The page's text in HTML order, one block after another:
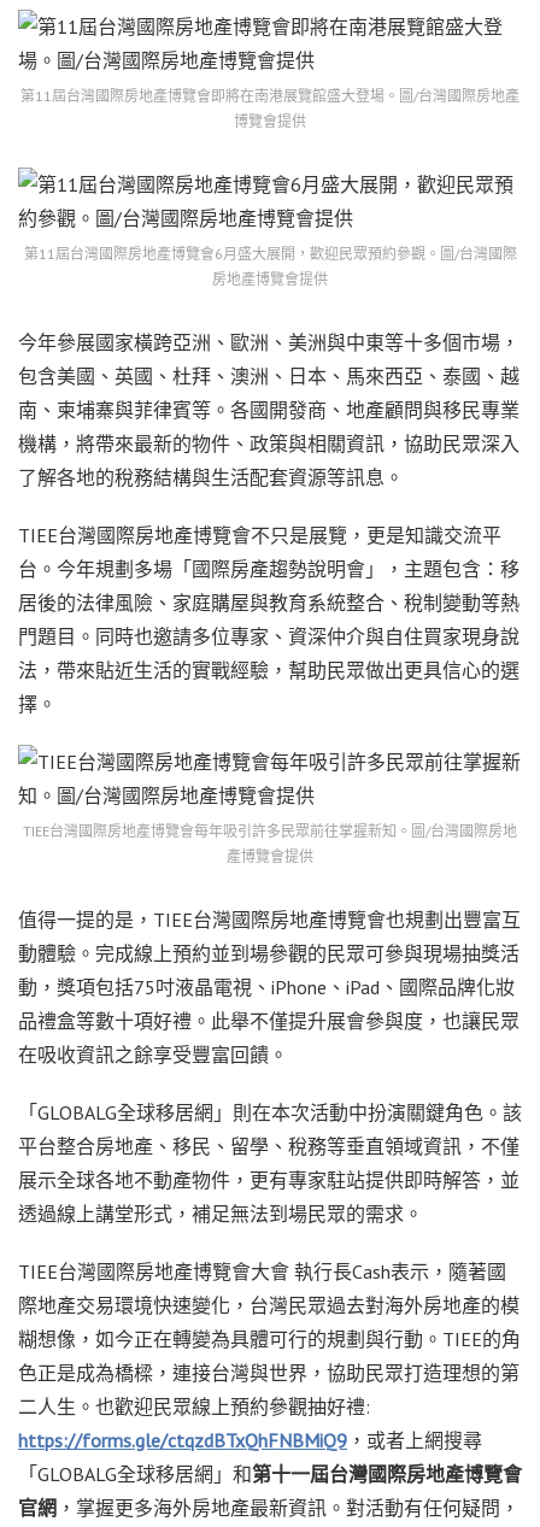
第11屆台灣國際房地產博覽會即將在南港展覽館盛大登場。圖/台灣國際房地產
博覽會提供
第11屆台灣國際房地產博覽會6月盛大展開，歡迎民眾預約參觀。圖/台灣國際
房地產博覽會提供
今年參展國家橫跨亞洲、歐洲、美洲與中東等十多個市場，
包含美國、英國、杜拜、澳洲、日本、馬來西亞、泰國、越
南、柬埔寨與菲律賓等。各國開發商、地產顧問與移民專業
機構，將帶來最新的物件、政策與相關資訊，協助民眾深入
了解各地的稅務結構與生活配套資源等訊息。
TIEE台灣國際房地產博覽會不只是展覽，更是知識交流平
台。今年規劃多場「國際房產趨勢說明會」，主題包含：移
居後的法律風險、家庭購屋與教育系統整合、稅制變動等熱
門題目。同時也邀請多位專家、資深仲介與自住買家現身說
法，帶來貼近生活的實戰經驗，幫助民眾做出更具信心的選
擇。
TIEE台灣國際房地產博覽會每年吸引許多民眾前往掌握新知。圖/台灣國際房地
產博覽會提供
值得一提的是，TIEE台灣國際房地產博覽會也規劃出豐富互
動體驗。完成線上預約並到場參觀的民眾可參與現場抽獎活
動，獎項包括75吋液晶電視、iPhone、iPad、國際品牌化妝
品禮盒等數十項好禮。此舉不僅提升展會參與度，也讓民眾
在吸收資訊之餘享受豐富回饋。
「GLOBALG全球移居網」則在本次活動中扮演關鍵角色。該
平台整合房地產、移民、留學、稅務等垂直領域資訊，不僅
展示全球各地不動產物件，更有專家駐站提供即時解答，並
透過線上講堂形式，補足無法到場民眾的需求。
TIEE台灣國際房地產博覽會大會 執行長Cash表示，隨著國
際地產交易環境快速變化，台灣民眾過去對海外房地產的模
糊想像，如今正在轉變為具體可行的規劃與行動。TIEE的角
色正是成為橋樑，連接台灣與世界，協助民眾打造理想的第
二人生。也歡迎民眾線上預約參觀抽好禮:
https://forms.gle/ctqzdBTxQhFNBMiQ9 ，或者上網搜尋
「GLOBALG全球移居網」和第十一屆台灣國際房地產博覽會
官網 ，掌握更多海外房地產最新資訊。對活動有任何疑問，